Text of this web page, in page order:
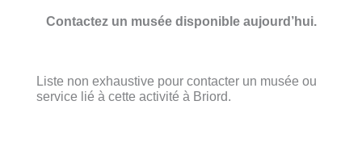
Contactez un musée disponible aujourd’hui.
Liste non exhaustive pour contacter un musée ou
service lié à cette activité à Briord.